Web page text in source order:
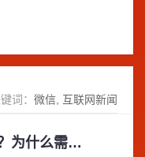
词： 微信 互联网新闻
哪里申请微信小程序ssl证书？为什么需要申请？